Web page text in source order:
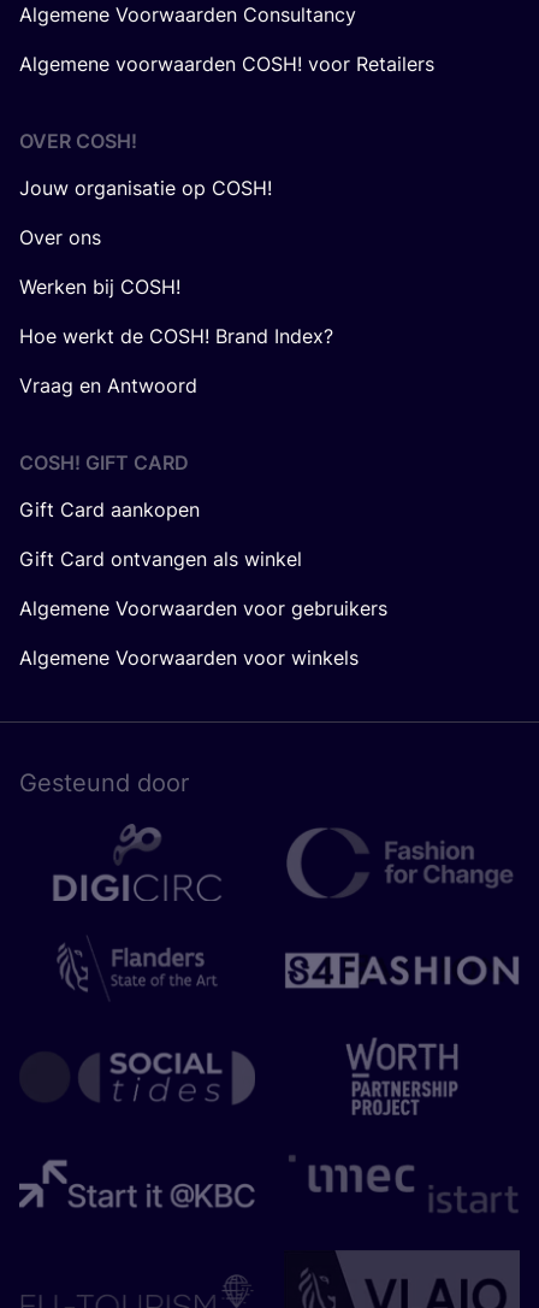
Algemene Voorwaarden Consultancy
Algemene voorwaarden COSH! voor Retailers
OVER COSH!
Jouw organisatie op COSH!
Over ons
Werken bij COSH!
Hoe werkt de COSH! Brand Index?
Vraag en Antwoord
COSH! GIFT CARD
Gift Card aankopen
Gift Card ontvangen als winkel
Algemene Voorwaarden voor gebruikers
Algemene Voorwaarden voor winkels
Gesteund door